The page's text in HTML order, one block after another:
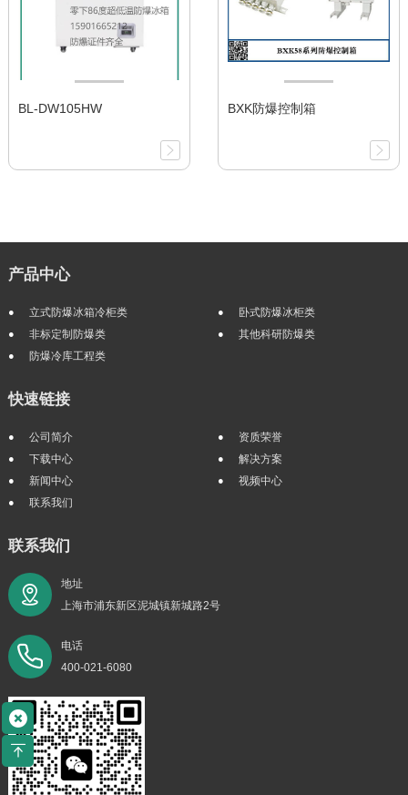
BL-DW105HW BXK防爆控制箱
产品中心
立式防爆冰箱冷柜类
卧式防爆冰柜类
非标定制防爆类
其他科研防爆类
防爆冷库工程类
快速链接
公司简介
资质荣誉
下载中心
解决方案
新闻中心
视频中心
联系我们
联系我们
地址
上海市浦东新区泥城镇新城路2号
电话
400-021-6080